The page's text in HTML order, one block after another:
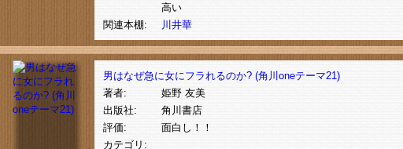
高い
関連本棚:
川井華
男はなぜ急に女にフラれるのか? (角川oneテーマ21)
著者:
姫野 友美
出版社:
角川書店
評価:
面白し！！
カテゴリ: